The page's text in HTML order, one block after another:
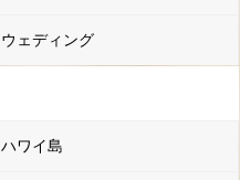
ウェディング
ハワイ島